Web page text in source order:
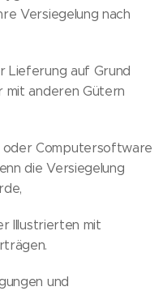
Versiegelung nach
Lieferung auf Grund
anderen Gütern
oder Computersoftware
die Versiegelung
Illustrierten mit
und